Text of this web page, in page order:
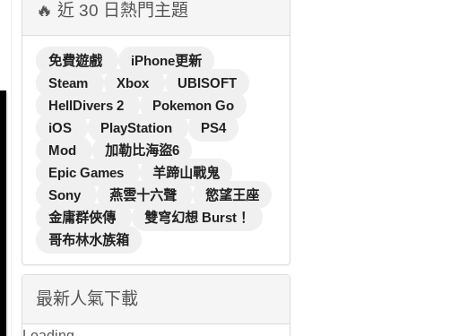
🔥 近 30 日熱門主題
免費遊戲
iPhone更新
Steam
Xbox
UBISOFT
HellDivers 2
Pokemon Go
iOS
PlayStation
PS4
Mod
加勒比海盜6
Epic Games
羊蹄山戰鬼
Sony
燕雲十六聲
慾望王座
金庸群俠傳
雙穹幻想 Burst！
哥布林水族箱
最新人氣下載